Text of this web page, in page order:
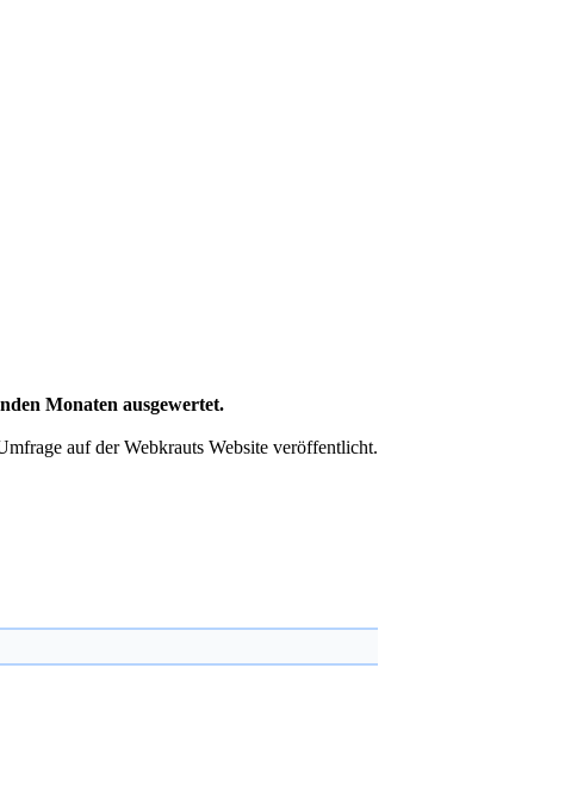
Monaten ausgewertet.
auf der Webkrauts Website veröffentlicht.